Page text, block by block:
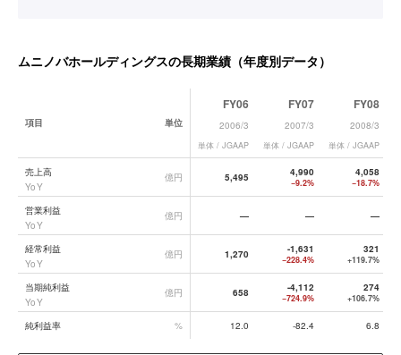
ムニノバホールディングスの長期業績（年度別データ）
ムニノバホールディングス
項目 単位
FY06
2006/3
単体 / JGAAP
FY07
2007/3
単体 / JGAAP
FY08
2008/3
単体 / JGAAP
売上高
YoY
億円 5,495 4,990
−9.2%
4,058
−18.7%
営業利益
YoY
億円 — — —
経常利益
YoY
億円 1,270 -1,631
−228.4%
321
+119.7%
当期純利益
YoY
億円 658 -4,112
−724.9%
274
+106.7%
純利益率 % 12.0 -82.4 6.8